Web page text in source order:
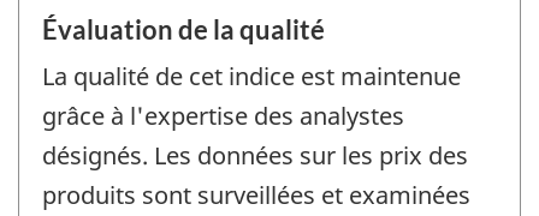
Évaluation de la qualité
La qualité de cet indice est maintenue
grâce à l'expertise des analystes
désignés. Les données sur les prix des
produits sont surveillées et examinées